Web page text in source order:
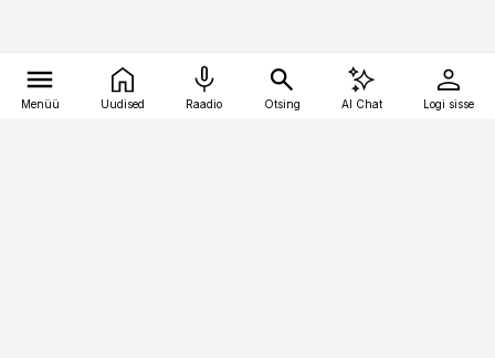
Menüü Uudised Raadio Otsing AI Chat Logi sisse